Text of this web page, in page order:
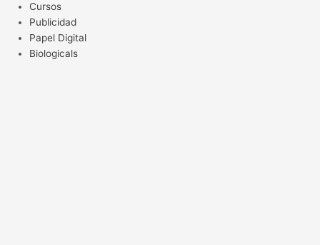
Cursos
Publicidad
Papel Digital
Biologicals